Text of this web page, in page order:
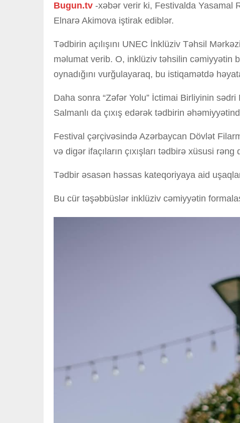
Bugun.tv -xəbər verir ki, Festivalda Yasamal
Elnarə Akimova iştirak ediblər.
Tədbirin açılışını UNEC İnklüziv Təhsil
məlumat verib. O, inklüziv təhsilin cəmiyyətin
oynadığını vurğulayaraq, bu istiqamətdə
Daha sonra “Zəfər Yolu” İctimai Birliyinin
Salmanlı da çıxış edərək tədbirin
Festival çərçivəsində Azərbaycan Dövlət
və digər ifaçıların çıxışları tədbirə xüsusi rəng
Tədbir əsasən həssas kateqoriyaya aid
Bu cür təşəbbüslər inklüziv cəmiyyətin